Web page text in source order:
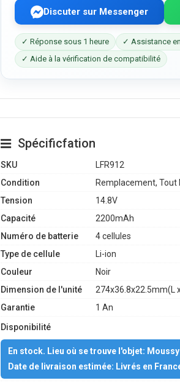
Discuter sur Messenger
✓ Réponse sous 1 heure
✓ Assistance
✓ Aide à la vérification de compatibilité
Spécificfation
SKU
LFR912
Condition
Remplacement, Tout
Tension
14.8V
Capacité
2200mAh
Numéro de batterie
4 cellules
Type de cellule
Li-ion
Couleur
Noir
Dimension de l'unité
274x36.8x22.5mm(L
Garantie
1 An
Disponibilité
En stock. Lieu où se trouve l'objet:
Date de livraison estimée: Livrés en